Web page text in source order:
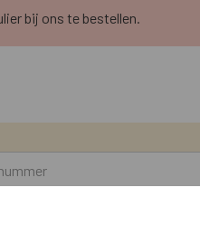
bij ons te bestellen.